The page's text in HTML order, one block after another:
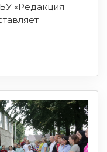
«Редакция